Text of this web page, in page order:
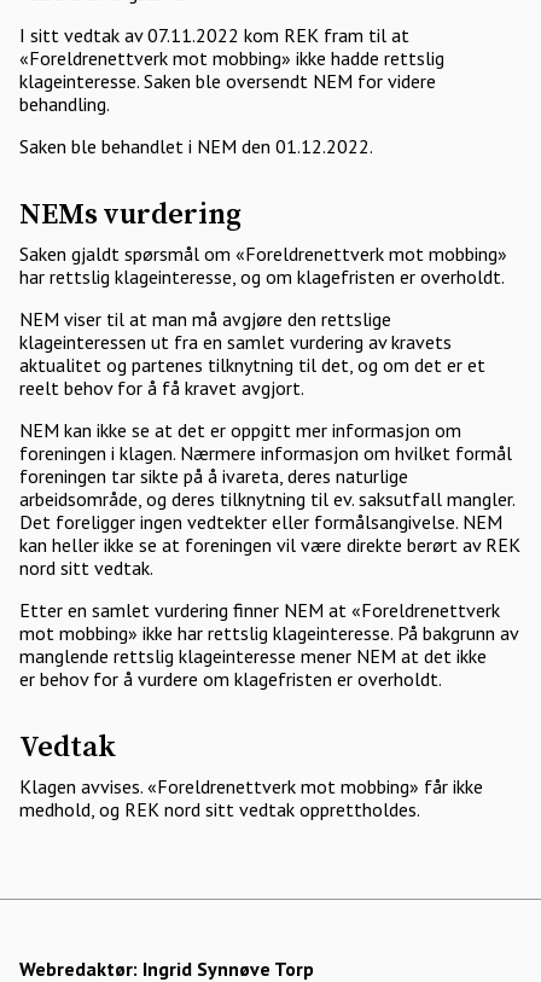
I sitt vedtak av 07.11.2022 kom REK fram til at
«Foreldrenettverk mot mobbing» ikke hadde rettslig
klageinteresse. Saken ble oversendt NEM for videre
behandling.
Saken ble behandlet i NEM den 01.12.2022.
NEMs vurdering
Saken gjaldt spørsmål om «Foreldrenettverk mot mobbing»
har rettslig klageinteresse, og om klagefristen er overholdt.
NEM viser til at man må avgjøre den rettslige
klageinteressen ut fra en samlet vurdering av kravets
aktualitet og partenes tilknytning til det, og om det er et
reelt behov for å få kravet avgjort.
NEM kan ikke se at det er oppgitt mer informasjon om
foreningen i klagen. Nærmere informasjon om hvilket formål
foreningen tar sikte på å ivareta, deres naturlige
arbeidsområde, og deres tilknytning til ev. saksutfall mangler.
Det foreligger ingen vedtekter eller formålsangivelse. NEM
kan heller ikke se at foreningen vil være direkte berørt av REK
nord sitt vedtak.
Etter en samlet vurdering finner NEM at «Foreldrenettverk
mot mobbing» ikke har rettslig klageinteresse. På bakgrunn av
manglende rettslig klageinteresse mener NEM at det ikke
er behov for å vurdere om klagefristen er overholdt.
Vedtak
Klagen avvises. «Foreldrenettverk mot mobbing» får ikke
medhold, og REK nord sitt vedtak opprettholdes.
Webredaktør: Ingrid Synnøve Torp